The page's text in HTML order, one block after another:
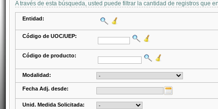
A través de esta búsqueda, usted puede filtrar la cantidad de registros que
Entidad:
Código de UOC/UEP:
Código de producto:
Modalidad:
Fecha Adj. desde:
Unid. Medida Solicitada: